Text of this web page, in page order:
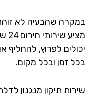
שהבעיה לא זוהתה
לפרוץ, להחליף או
זמן ובכל מקום.
תיקון מנגנון לדלת